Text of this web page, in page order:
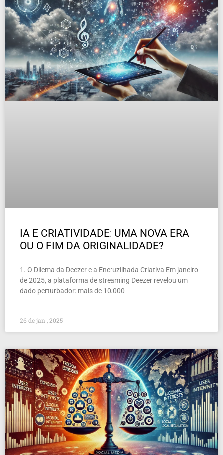
IA E CRIATIVIDADE: UMA NOVA ERA
OU O FIM DA ORIGINALIDADE?
1. O Dilema da Deezer e a Encruzilhada Criativa Em janeiro
de 2025, a plataforma de streaming Deezer revelou um
dado perturbador: mais de 10.000
26 de jan , 2025